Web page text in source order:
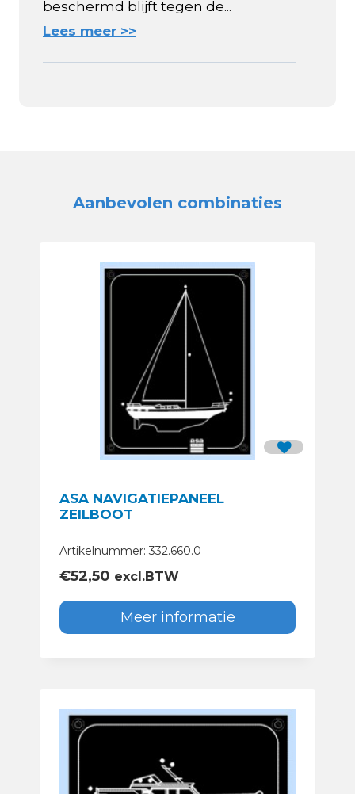
beschermd blijft tegen de...
Lees meer >>
Aanbevolen combinaties
ASA NAVIGATIEPANEEL
ZEILBOOT
Artikelnummer: 332.660.0
€52,50 excl.BTW
Meer informatie